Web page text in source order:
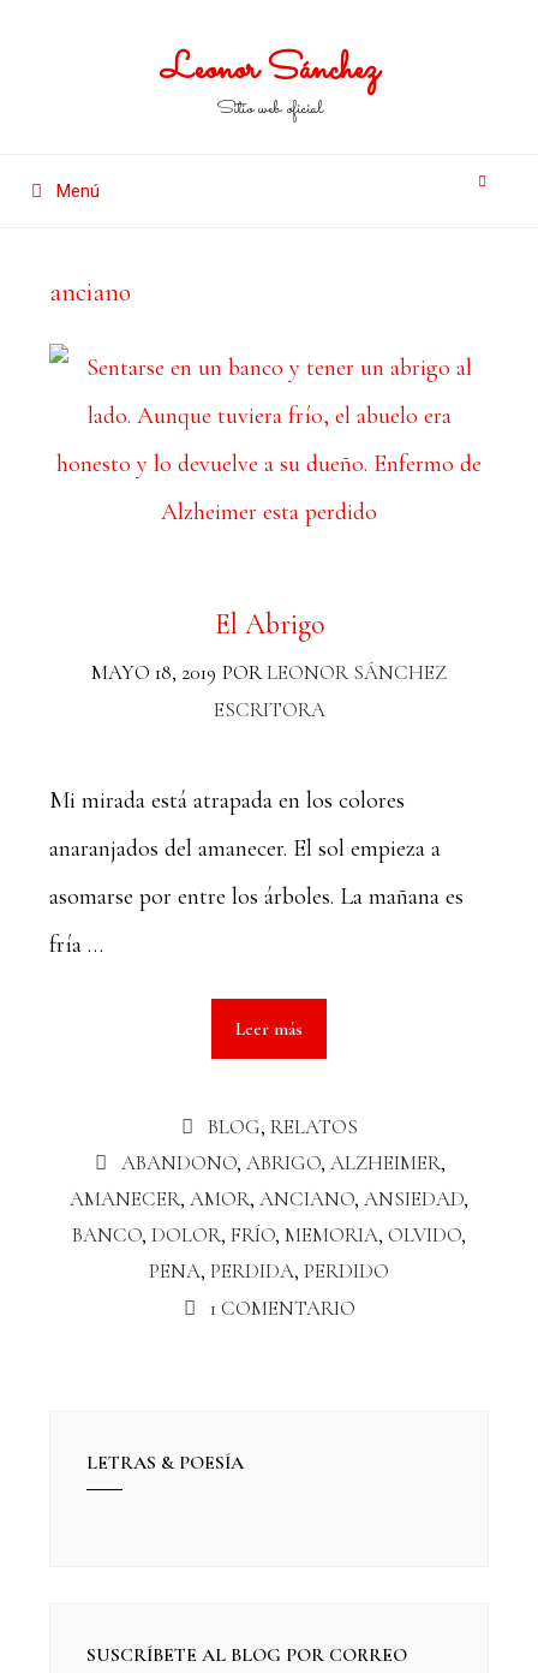
Leonor Sánchez
Sitio web oficial
Menú
anciano
El Abrigo
MAYO 18, 2019 PORLEONOR SÁNCHEZ
ESCRITORA
Mi mirada está atrapada en los colores
anaranjados del amanecer. El sol empieza a
asomarse por entre los árboles. La mañana es
fría …
Leer más
BLOG,RELATOS
ABANDONO, ABRIGO, ALZHEIMER,
AMANECER, AMOR, ANCIANO, ANSIEDAD,
BANCO, DOLOR, FRÍO, MEMORIA, OLVIDO,
PENA, PERDIDA, PERDIDO
1 COMENTARIO
LETRAS & POESÍA
SUSCRÍBETE AL BLOG POR CORREO